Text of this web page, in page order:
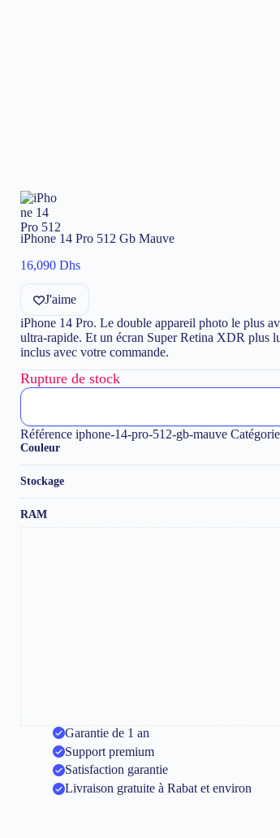
iPhone 14 Pro 512 Gb Mauve
16,090 Dhs
J'aime
iPhone 14 Pro. Le double appareil photo le plus
ultra-rapide. Et un écran Super Retina XDR plus
inclus avec votre commande.
Rupture de stock
Référence iphone-14-pro-512-gb-mauve
Couleur
Stockage
RAM
Garantie de 1 an
Support premium
Satisfaction garantie
Livraison gratuite à Rabat et environ